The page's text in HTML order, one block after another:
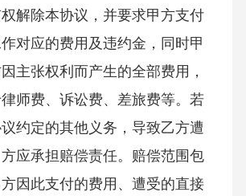
解除本协议，并要求甲方支付
对应的费用及违约金，同时甲
主张权利而产生的全部费用，
师费、诉讼费、差旅费等。若
约定的其他义务，导致乙方遭
应承担赔偿责任。赔偿范围包
因此支付的费用、遭受的直接